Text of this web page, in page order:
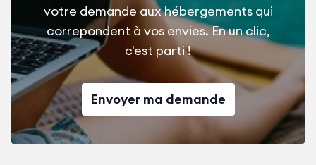
votre demande aux hébergements qui
correpondent à vos envies. En un clic,
c'est parti !
Envoyer ma demande